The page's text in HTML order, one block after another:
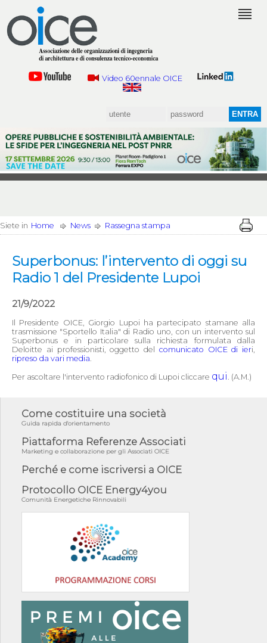
Video 60ennale OICE
Siete in Home News Rassegna stampa
Superbonus: l’intervento di oggi su
Radio 1 del Presidente Lupoi
21/9/2022
Il Presidente OICE, Giorgio Lupoi ha partecipato stamane alla
trasmissione "Sportello Italia" di Radio uno, con un intervento sul
Superbonus e in particolare sulla richiesta formulata dalla
Deloitte ai professionisti, oggetto del comunicato OICE di ieri,
ripreso da vari media.
Per ascoltare l'intervento radiofonico di Lupoi cliccare qui . (A.M.)
Come costituire una società
Guida rapida d'orientamento
Piattaforma Referenze Associati
Marketing e collaborazione per gli Associati OICE
Perché e come iscriversi a OICE
Protocollo OICE Energy4you
Comunità Energetiche Rinnovabili